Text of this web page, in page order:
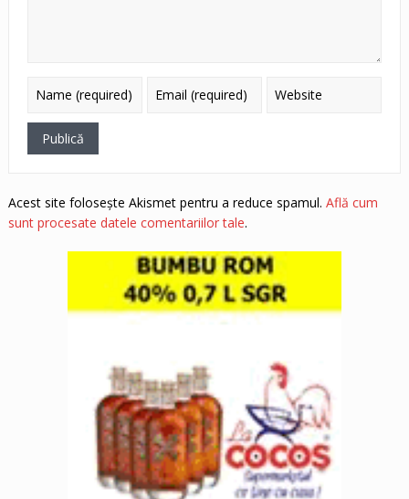
Acest site folosește Akismet pentru a reduce spamul. Află cum
sunt procesate datele comentariilor tale.